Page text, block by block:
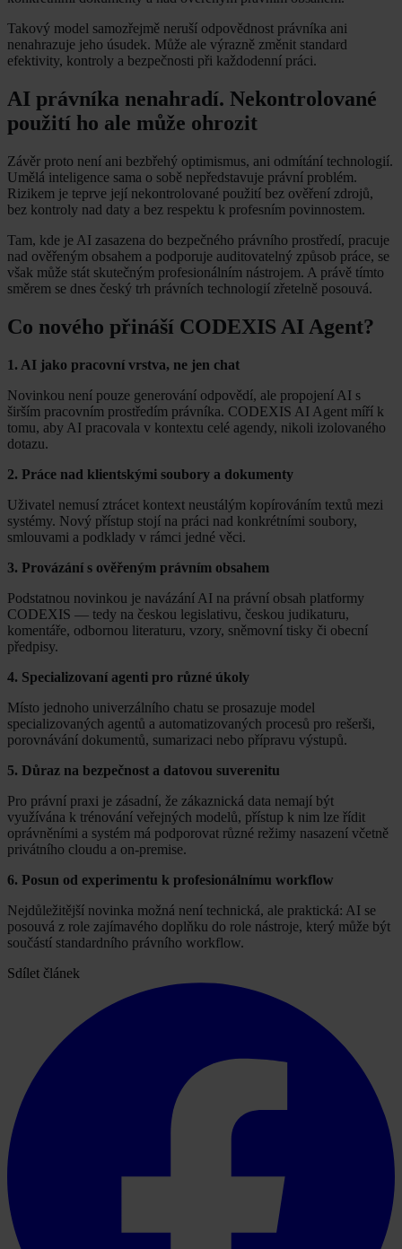
Takový model samozřejmě neruší odpovědnost právníka ani
nenahrazuje jeho úsudek. Může ale výrazně změnit standard
efektivity, kontroly a bezpečnosti při každodenní práci.
AI právníka nenahradí. Nekontrolované
použití ho ale může ohrozit
Závěr proto není ani bezbřehý optimismus, ani odmítání technologií.
Umělá inteligence sama o sobě nepředstavuje právní problém.
Rizikem je teprve její nekontrolované použití bez ověření zdrojů,
bez kontroly nad daty a bez respektu k profesním povinnostem.
Tam, kde je AI zasazena do bezpečného právního prostředí, pracuje
nad ověřeným obsahem a podporuje auditovatelný způsob práce, se
však může stát skutečným profesionálním nástrojem. A právě tímto
směrem se dnes český trh právních technologií zřetelně posouvá.
Co nového přináší CODEXIS AI Agent?
1. AI jako pracovní vrstva, ne jen chat
Novinkou není pouze generování odpovědí, ale propojení AI s
širším pracovním prostředím právníka. CODEXIS AI Agent míří k
tomu, aby AI pracovala v kontextu celé agendy, nikoli izolovaného
dotazu.
2. Práce nad klientskými soubory a dokumenty
Uživatel nemusí ztrácet kontext neustálým kopírováním textů mezi
systémy. Nový přístup stojí na práci nad konkrétními soubory,
smlouvami a podklady v rámci jedné věci.
3. Provázání s ověřeným právním obsahem
Podstatnou novinkou je navázání AI na právní obsah platformy
CODEXIS — tedy na českou legislativu, českou judikaturu,
komentáře, odbornou literaturu, vzory, sněmovní tisky či obecní
předpisy.
4. Specializovaní agenti pro různé úkoly
Místo jednoho univerzálního chatu se prosazuje model
specializovaných agentů a automatizovaných procesů pro rešerši,
porovnávání dokumentů, sumarizaci nebo přípravu výstupů.
5. Důraz na bezpečnost a datovou suverenitu
Pro právní praxi je zásadní, že zákaznická data nemají být
využívána k trénování veřejných modelů, přístup k nim lze řídit
oprávněními a systém má podporovat různé režimy nasazení včetně
privátního cloudu a on-premise.
6. Posun od experimentu k profesionálnímu workflow
Nejdůležitější novinka možná není technická, ale praktická: AI se
posouvá z role zajímavého doplňku do role nástroje, který může být
součástí standardního právního workflow.
Sdílet článek